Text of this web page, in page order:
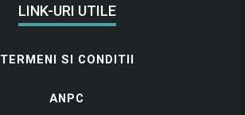
LINK-URI UTILE
TERMENI SI CONDITII
ANPC